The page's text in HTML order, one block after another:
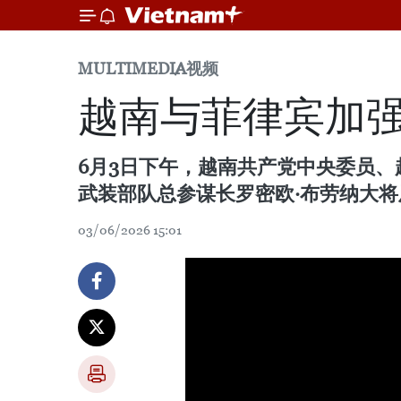
MULTIMEDIA视频
越南与菲律宾加
6月3日下午，越南共产党中央委员
武装部队总参谋长罗密欧·布劳纳大
03/06/2026 15:01